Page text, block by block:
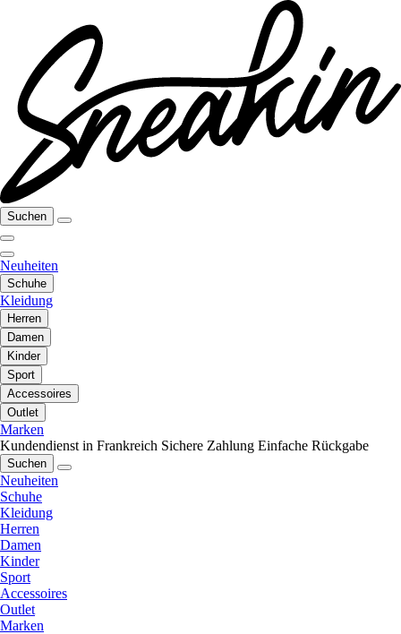
Suchen
Neuheiten
Schuhe
Kleidung
Herren
Damen
Kinder
Sport
Accessoires
Outlet
Marken
Kundendienst in Frankreich Sichere Zahlung Einfache Rückgabe
Suchen
Neuheiten
Schuhe
Kleidung
Herren
Damen
Kinder
Sport
Accessoires
Outlet
Marken